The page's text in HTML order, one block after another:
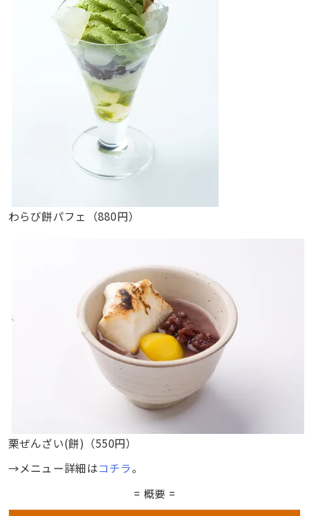
わらび餅パフェ（880円）
栗ぜんざい(餅)（550円）
→メニュー詳細はコチラ。
= 概要 =